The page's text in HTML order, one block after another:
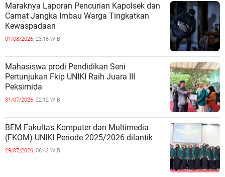
Maraknya Laporan Pencurian Kapolsek dan
Camat Jangka Imbau Warga Tingkatkan
Kewaspadaan
01/08/2026, 23:16 WIB
Mahasiswa prodi Pendidikan Seni
Pertunjukan Fkip UNIKI Raih Juara III
Peksimida
31/07/2026, 22:12 WIB
BEM Fakultas Komputer dan Multimedia
(FKOM) UNIKI Periode 2025/2026 dilantik
29/07/2026, 06:42 WIB